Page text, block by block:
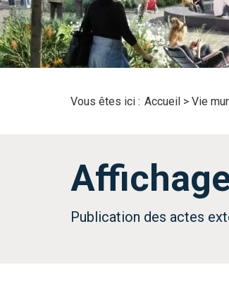
Vous êtes ici : Accueil > Vie
Publication des actes